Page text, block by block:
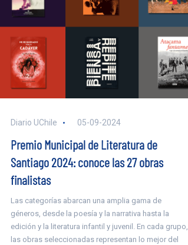
Diario UChile 05-09-2024
Premio Municipal de Literatura de
Santiago 2024: conoce las 27 obras
finalistas
Las categorías abarcan una amplia gama de
géneros, desde la poesía y la narrativa hasta la
edición y la literatura infantil y juvenil. En cada grupo,
las obras seleccionadas representan lo mejor del